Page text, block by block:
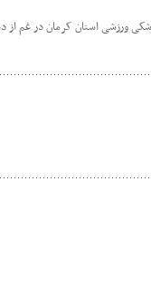
ورزشی استان کرمان در غم